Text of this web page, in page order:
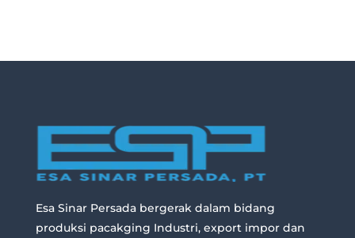
Esa Sinar Persada bergerak dalam bidang
produksi pacakging Industri, export impor dan